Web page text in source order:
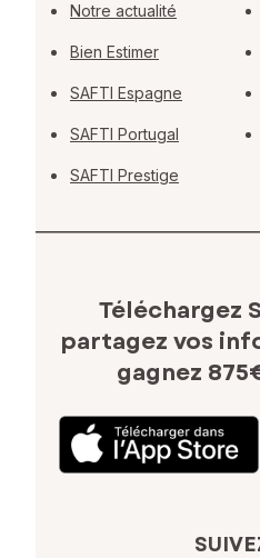
Notre actualité
Bien Estimer
SAFTI Espagne
SAFTI Portugal
SAFTI Prestige
Téléchargez
partagez vos
gagnez